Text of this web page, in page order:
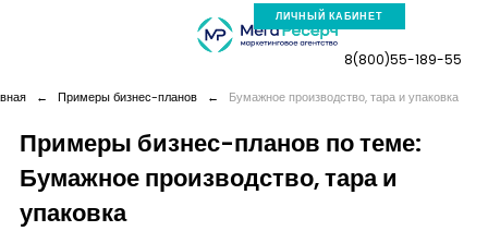
ЛИЧНЫЙ КАБИНЕТ
Компания
8(800)55-189-55
← Примеры бизнес-планов ← Бумажное производство, тара и упаковка
Примеры бизнес-планов по теме:
Бумажное производство, тара и
упаковка